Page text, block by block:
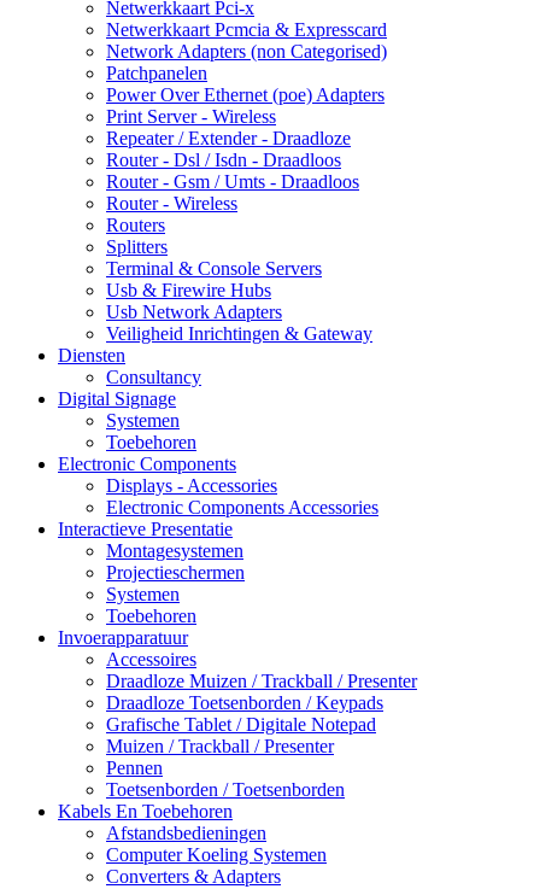
Netwerkkaart Pci-x
Netwerkkaart Pcmcia & Expresscard
Network Adapters (non Categorised)
Patchpanelen
Power Over Ethernet (poe) Adapters
Print Server - Wireless
Repeater / Extender - Draadloze
Router - Dsl / Isdn - Draadloos
Router - Gsm / Umts - Draadloos
Router - Wireless
Routers
Splitters
Terminal & Console Servers
Usb & Firewire Hubs
Usb Network Adapters
Veiligheid Inrichtingen & Gateway
Diensten
Consultancy
Digital Signage
Systemen
Toebehoren
Electronic Components
Displays - Accessories
Electronic Components Accessories
Interactieve Presentatie
Montagesystemen
Projectieschermen
Systemen
Toebehoren
Invoerapparatuur
Accessoires
Draadloze Muizen / Trackball / Presenter
Draadloze Toetsenborden / Keypads
Grafische Tablet / Digitale Notepad
Muizen / Trackball / Presenter
Pennen
Toetsenborden / Toetsenborden
Kabels En Toebehoren
Afstandsbedieningen
Computer Koeling Systemen
Converters & Adapters